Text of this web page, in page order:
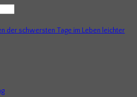
der schwersten Tage im Leben leichter